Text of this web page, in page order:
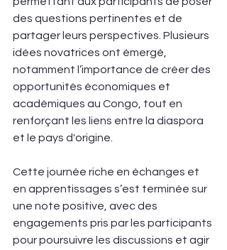
des questions pertinentes et de
partager leurs perspectives. Plusieurs
idées novatrices ont émergé,
notamment l’importance de créer des
opportunités économiques et
académiques au Congo, tout en
renforçant les liens entre la diaspora
et le pays d'origine.
Cette journée riche en échanges et
en apprentissages s’est terminée sur
une note positive, avec des
engagements pris par les participants
pour poursuivre les discussions et agir